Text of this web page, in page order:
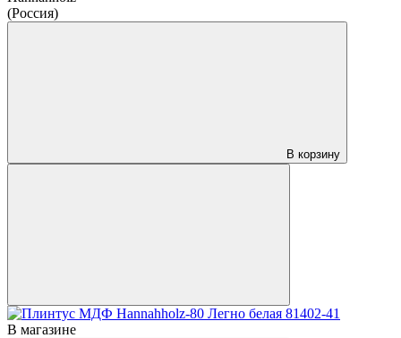
(Россия)
В корзину
В магазине